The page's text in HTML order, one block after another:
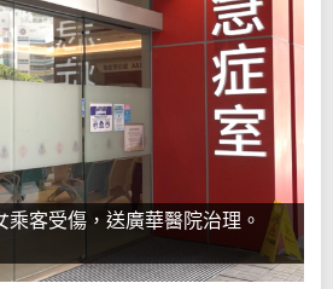
客受傷，送廣華醫院治理。